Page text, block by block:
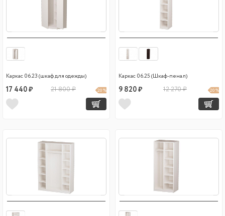
Каркас 06.23 (шкаф для одежды)
17 440 ₽ 21 800 ₽ 20 %
Каркас 06.25 (Шкаф-пенал)
9 820 ₽ 12 270 ₽ 20 %